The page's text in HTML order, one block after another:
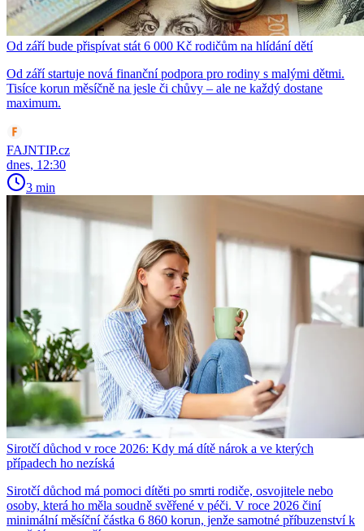
Od září bude přispívat stát 6 000 Kč rodičům na hlídání dětí
Od září startuje nová finanční podpora pro rodiny s malými dětmi.
Tisíce korun měsíčně na jesle či chůvy – ale ne každý dostane
maximum.
FAJNTIP.cz
dnes, 12:30
3 min
Sirotčí důchod v roce 2026: Kdy má dítě nárok a ve kterých
případech ho nezíská
Sirotčí důchod má pomoci dítěti po smrti rodiče, osvojitele nebo
osoby, která ho měla soudně svěřené v péči. V roce 2026 činí
minimální měsíční částka 6 860 korun, jenže samotné příbuzenství k